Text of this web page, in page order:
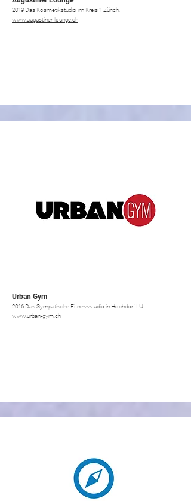
2019 Das Kosmetikstudio im Kreis 1 Zürich.
www.augustiner-lounge.ch
Urban Gym
2016 Das Sympatische Fitnessstudio in Hochdorf LU.
www.urban-gym.ch